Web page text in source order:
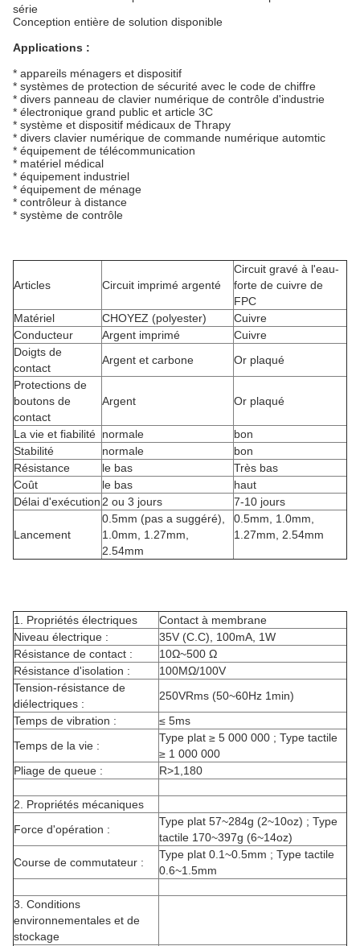
série
Conception entière de solution disponible
Applications :
* appareils ménagers et dispositif
* systèmes de protection de sécurité avec le code de chiffre
* divers panneau de clavier numérique de contrôle d'industrie
* électronique grand public et article 3C
* système et dispositif médicaux de Thrapy
* divers clavier numérique de commande numérique automtic
* équipement de télécommunication
* matériel médical
* équipement industriel
* équipement de ménage
* contrôleur à distance
* système de contrôle
Articles Circuit imprimé argenté
Circuit gravé à l'eau-
forte de cuivre de
FPC
Matériel
CHOYEZ (polyester)
Cuivre
Conducteur
Argent imprimé
Cuivre
Doigts de
contact
Argent et carbone
Or plaqué
Protections de
boutons de
contact
Argent Or plaqué
La vie et fiabilité normale
bon
Stabilité
normale
bon
Résistance
le bas
Très bas
Coût
le bas
haut
Délai d'exécution 2 ou 3 jours 7-10 jours
Lancement
0.5mm (pas a suggéré),
1.0mm, 1.27mm,
2.54mm
0.5mm, 1.0mm,
1.27mm, 2.54mm
1. Propriétés électriques
Contact à membrane
Niveau électrique :
35V (C.C), 100mA, 1W
Résistance de contact :
10Ω~500 Ω
Résistance d'isolation :
100MΩ/100V
Tension-résistance de
diélectriques :
250VRms (50~60Hz 1min)
Temps de vibration :
≤ 5ms
Temps de la vie :
Type plat ≥ 5 000 000 ; Type tactile
≥ 1 000 000
Pliage de queue :
R>1,180
2. Propriétés mécaniques
Force d'opération :
Type plat 57~284g (2~10oz) ; Type
tactile 170~397g (6~14oz)
Course de commutateur :
Type plat 0.1~0.5mm ; Type tactile
0.6~1.5mm
3. Conditions
environnementales et de
stockage